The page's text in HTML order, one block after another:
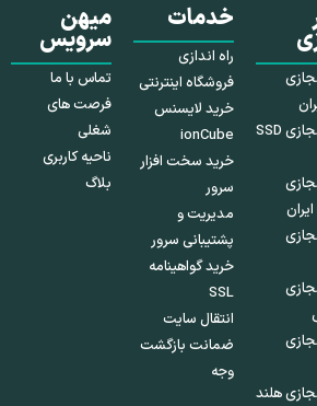
سرور مجازی SSD
هلند
خدمات
راه اندازی
فروشگاه اینترنتی
خرید لایسنس
ionCube
خرید سخت افزار
سرور
مدیریت و
پشتیبانی سرور
خرید گواهینامه
SSL
انتقال سایت
ضمانت بازگشت
وجه
میهن
سرویس
تماس با ما
فرصت های
شغلی
ناحیه کاربری
بلاگ